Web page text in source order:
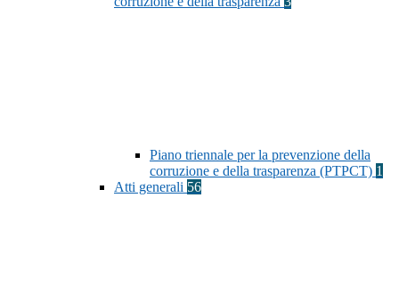
Piano triennale per la prevenzione della
corruzione e della trasparenza (PTPCT) 1
Atti generali 56